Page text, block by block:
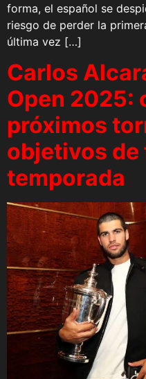
forma, el español se
riesgo de perder la
última vez […]
Carlos
Open 2025:
próximos
objetivos de
temporada